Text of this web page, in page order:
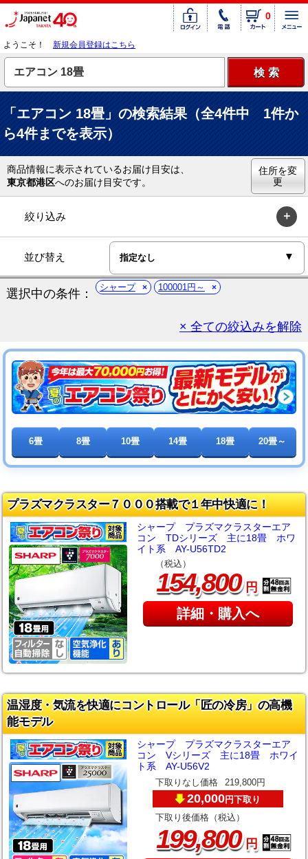
0
ようこそ！ 新規会員登録はこちら
「エアコン 18畳」の検索結果（全4件中 1件か
ら4件までを表示）
商品情報に表示されているお届け目安は、
東京都港区へのお届け目安です。
住所を変
更
絞り込み
並び替え
選択中の条件： シャープ 100001円～
× 全ての絞込みを解除
6畳 8畳 10畳 14畳 18畳 20畳～
プラズマクラスター７０００搭載で１年中快適に！
シャープ プラズマクラスターエア
コン TDシリーズ 主に18畳 ホワ
イト系 AY-U56TD2
（税込）
154,800円
詳細・購入へ
温湿度・気流を快適にコントロール「匠の冷房」の高機
能モデル
シャープ プラズマクラスターエア
コン Vシリーズ 主に18畳 ホワイ
ト系 AY-U56V2
下取りなし価格 219,800円
20,000円下取り
下取り後価格（税込）
199,800円